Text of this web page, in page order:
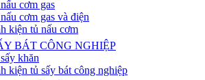
cơm gas
cơm gas và điện
kiện tủ nấu cơm
BÁT CÔNG NGHIỆP
khăn
kiện tủ sấy bát công nghiệp